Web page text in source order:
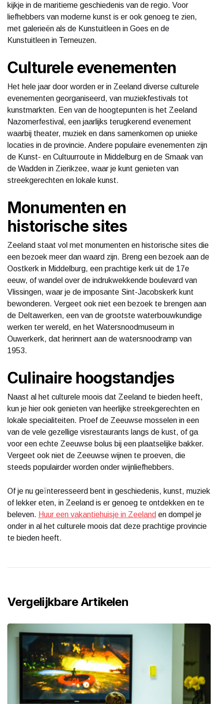
kijkje in de maritieme geschiedenis van de regio. Voor
liefhebbers van moderne kunst is er ook genoeg te zien,
met galerieën als de Kunstuitleen in Goes en de
Kunstuitleen in Terneuzen.
Culturele evenementen
Het hele jaar door worden er in Zeeland diverse culturele
evenementen georganiseerd, van muziekfestivals tot
kunstmarkten. Een van de hoogtepunten is het Zeeland
Nazomerfestival, een jaarlijks terugkerend evenement
waarbij theater, muziek en dans samenkomen op unieke
locaties in de provincie. Andere populaire evenementen zijn
de Kunst- en Cultuurroute in Middelburg en de Smaak van
de Wadden in Zierikzee, waar je kunt genieten van
streekgerechten en lokale kunst.
Monumenten en
historische sites
Zeeland staat vol met monumenten en historische sites die
een bezoek meer dan waard zijn. Breng een bezoek aan de
Oostkerk in Middelburg, een prachtige kerk uit de 17e
eeuw, of wandel over de indrukwekkende boulevard van
Vlissingen, waar je de imposante Sint-Jacobskerk kunt
bewonderen. Vergeet ook niet een bezoek te brengen aan
de Deltawerken, een van de grootste waterbouwkundige
werken ter wereld, en het Watersnoodmuseum in
Ouwerkerk, dat herinnert aan de watersnoodramp van
1953.
Culinaire hoogstandjes
Naast al het culturele moois dat Zeeland te bieden heeft,
kun je hier ook genieten van heerlijke streekgerechten en
lokale specialiteiten. Proef de Zeeuwse mosselen in een
van de vele gezellige visrestaurants langs de kust, of ga
voor een echte Zeeuwse bolus bij een plaatselijke bakker.
Vergeet ook niet de Zeeuwse wijnen te proeven, die
steeds populairder worden onder wijnliefhebbers.
Of je nu geïnteresseerd bent in geschiedenis, kunst, muziek
of lekker eten, in Zeeland is er genoeg te ontdekken en te
beleven. Huur een vakantiehuisje in Zeeland en dompel je
onder in al het culturele moois dat deze prachtige provincie
te bieden heeft.
Vergelijkbare Artikelen